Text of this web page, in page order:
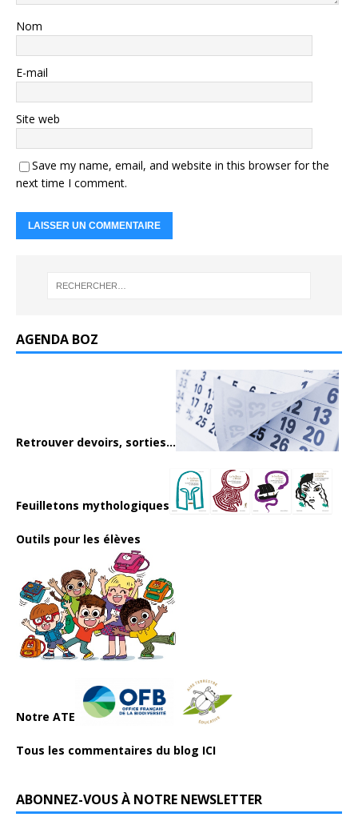
Nom
E-mail
Site web
Save my name, email, and website in this browser for the
next time I comment.
AGENDA BOZ
Retrouver devoirs, sorties...
Feuilletons mythologiques
Outils pour les élèves
Notre ATE
Tous les commentaires du blog ICI
ABONNEZ-VOUS À NOTRE NEWSLETTER